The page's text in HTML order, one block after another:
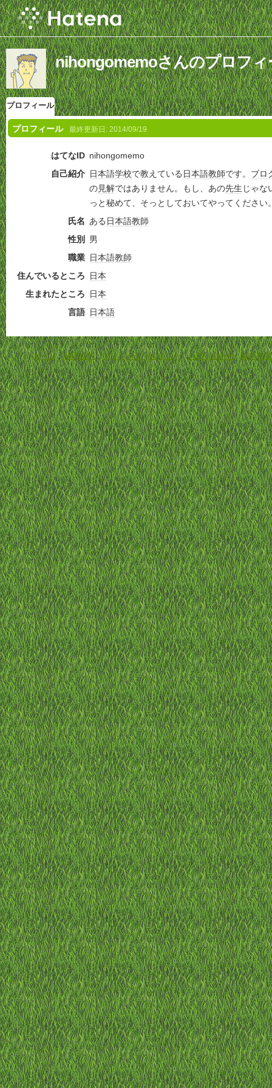
nihongomemoさんのプロフィ
プロフィール
プロフィール 最終更新日: 2014/09/19
はてなID nihongomemo
自己紹介 日本語学校で教えている 日本語教師です。 ブロ
の見解ではありません。もし、あの先生 じゃな
っと秘めて、そっとしておいてやってください
氏名 ある 日本語教師
性別
男
職業 日本語教師
住んでいるところ
日本
生まれたところ
日本
言語 日本語
ホーム-利用規約-プライバシーポリシー-お問い合わせ-特定商